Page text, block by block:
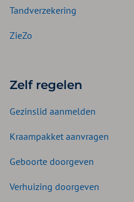
Tandverzekering
ZieZo
Zelf regelen
Gezinslid aanmelden
Kraampakket aanvragen
Geboorte doorgeven
Verhuizing doorgeven